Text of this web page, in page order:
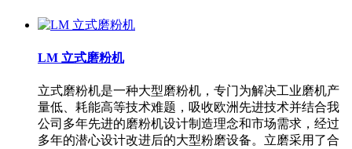
LM 立式磨粉机
立式磨粉机是一种大型磨粉机，专门为解决工业磨机产
量低、耗能高等技术难题，吸收欧洲先进技术并结合我
公司多年先进的磨粉机设计制造理念和市场需求，经过
多年的潜心设计改进后的大型粉磨设备。立磨采用了合